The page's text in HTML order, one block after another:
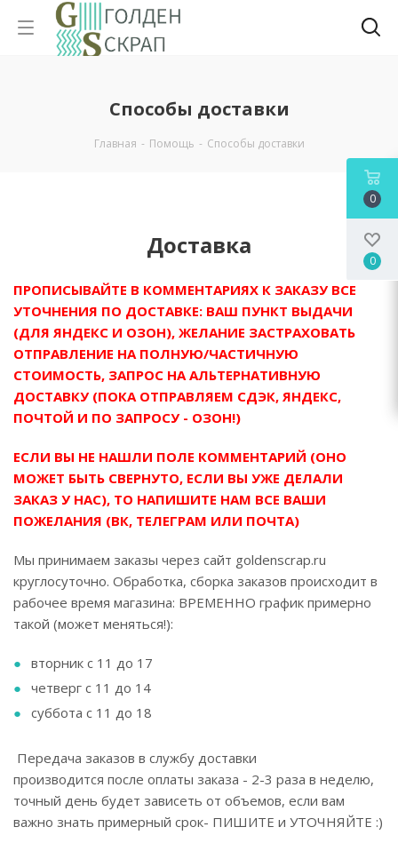
Способы доставки
Главная - Помощь - Способы доставки
Доставка
ПРОПИСЫВАЙТЕ В КОММЕНТАРИЯХ К ЗАКАЗУ ВСЕ
УТОЧНЕНИЯ ПО ДОСТАВКЕ: ВАШ ПУНКТ ВЫДАЧИ
(ДЛЯ ЯНДЕКС И ОЗОН), ЖЕЛАНИЕ ЗАСТРАХОВАТЬ
ОТПРАВЛЕНИЕ НА ПОЛНУЮ/ЧАСТИЧНУЮ
СТОИМОСТЬ, ЗАПРОС НА АЛЬТЕРНАТИВНУЮ
ДОСТАВКУ (ПОКА ОТПРАВЛЯЕМ СДЭК, ЯНДЕКС,
ПОЧТОЙ И ПО ЗАПРОСУ - ОЗОН!)
ЕСЛИ ВЫ НЕ НАШЛИ ПОЛЕ КОММЕНТАРИЙ (ОНО
МОЖЕТ БЫТЬ СВЕРНУТО, ЕСЛИ ВЫ УЖЕ ДЕЛАЛИ
ЗАКАЗ У НАС), ТО НАПИШИТЕ НАМ ВСЕ ВАШИ
ПОЖЕЛАНИЯ (ВК, ТЕЛЕГРАМ ИЛИ ПОЧТА)
Мы принимаем заказы через сайт goldenscrap.ru
круглосуточно. Обработка, сборка заказов происходит в
рабочее время магазина: ВРЕМЕННО график примерно
такой (может меняться!):
вторник с 11 до 17
четверг с 11 до 14
суббота с 11 до 18
Передача заказов в службу доставки
производится после оплаты заказа - 2-3 раза в неделю,
точный день будет зависеть от объемов, если вам
важно знать примерный срок- ПИШИТЕ и УТОЧНЯЙТЕ :)
0
0